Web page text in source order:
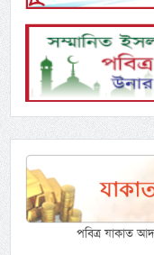
পবিত্র যাকাত